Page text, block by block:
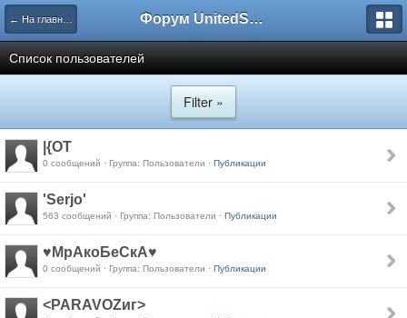
← На главную Форум UnitedSouth
Список пользователей
Filter »
|{OT
0 сообщений · Группа: Пользователи · Публикации
'Serjo'
563 сообщений · Группа: Пользователи · Публикации
♥МрАкоБеСкА♥
0 сообщений · Группа: Пользователи · Публикации
<PARAVOZиг>